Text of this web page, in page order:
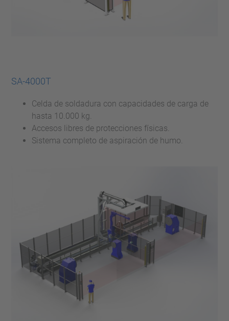
SA-4000T
Celda de soldadura con capacidades de carga de
hasta 10.000 kg.
Accesos libres de protecciones físicas.
Sistema completo de aspiración de humo.